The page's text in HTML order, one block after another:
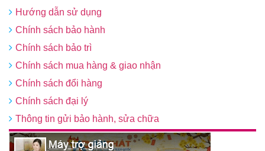
Hướng dẫn sử dụng
Chính sách bảo hành
Chính sách bảo trì
Chính sách mua hàng & giao nhận
Chính sách đổi hàng
Chính sách đại lý
Thông tin gửi bảo hành, sửa chữa